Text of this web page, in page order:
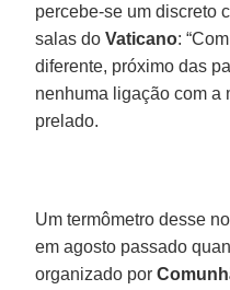
percebe-se um discreto
salas doVaticano:
diferente, próximo das
nenhuma ligação com a
prelado.
Um termômetro desse
em agosto passado
organizado por